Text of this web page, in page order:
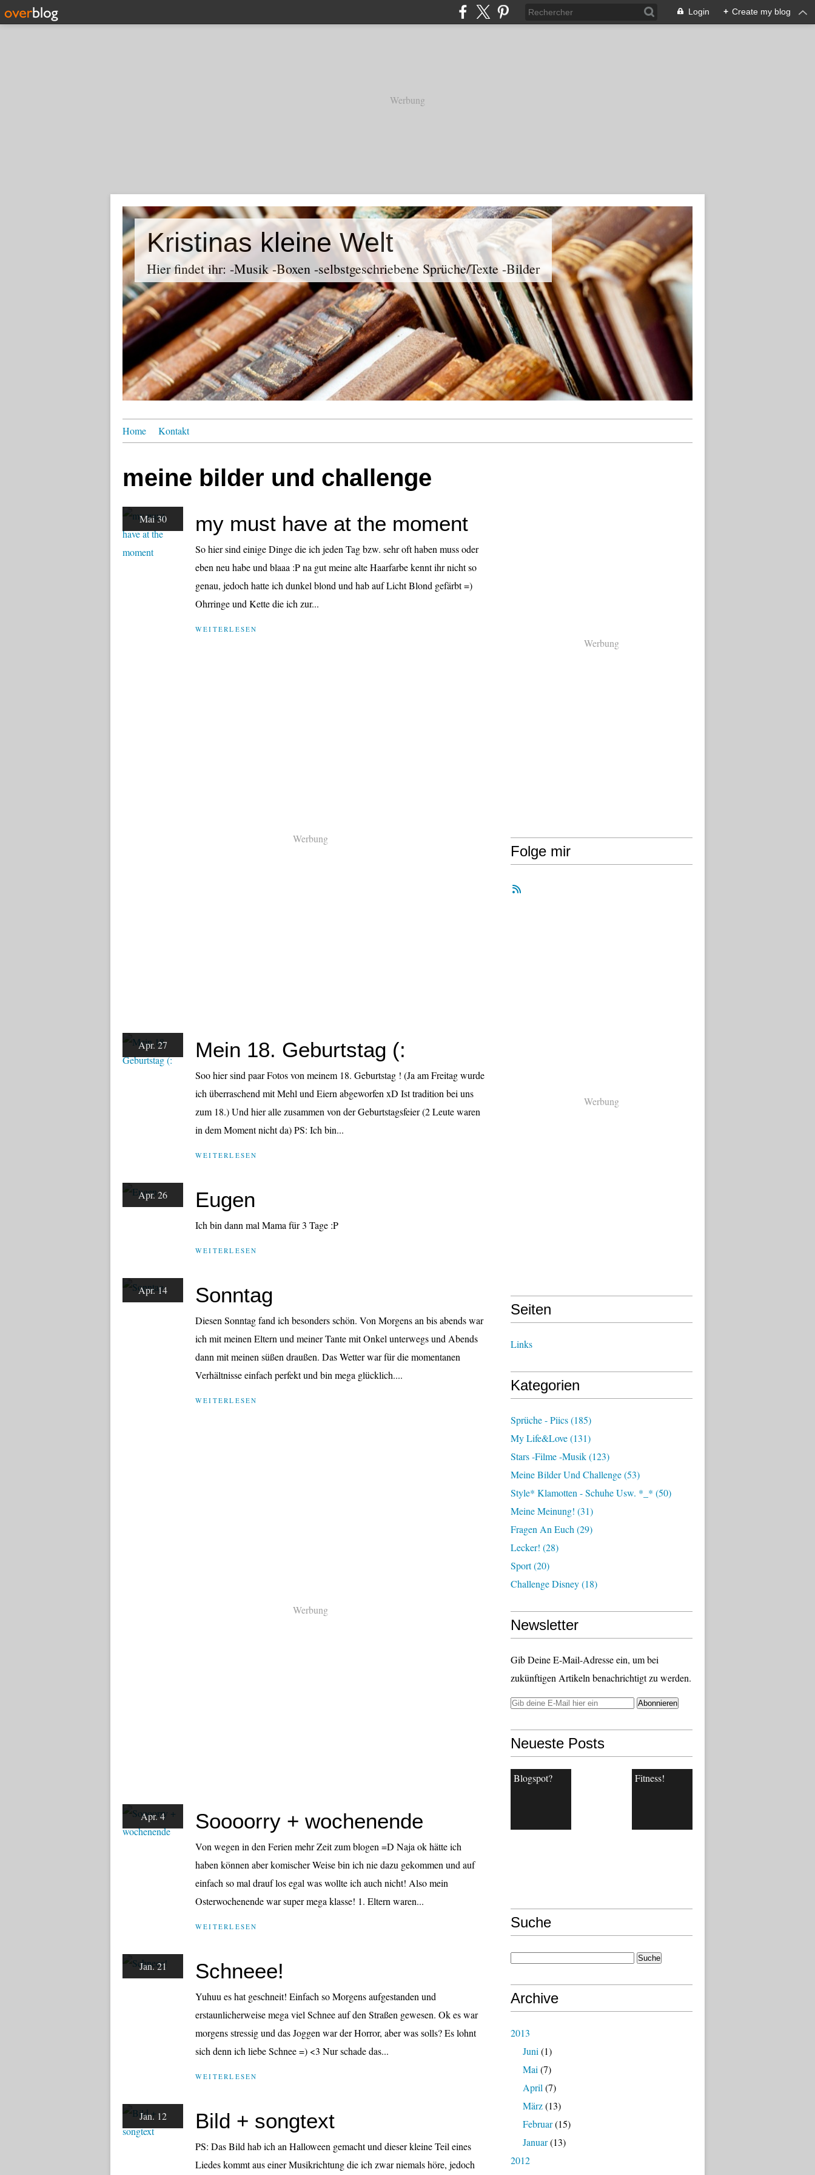
Login + Create my blog
Werbung
Kristinas kleine Welt
Hier findet ihr: -Musik -Boxen -selbstgeschriebene Sprüche/Texte -Bilder
Home Kontakt
meine bilder und challenge
Mai 30 my must have at the moment
So hier sind einige Dinge die ich jeden Tag bzw. sehr oft haben muss oder
eben neu habe und blaaa :P na gut meine alte Haarfarbe kennt ihr nicht so
genau, jedoch hatte ich dunkel blond und hab auf Licht Blond gefärbt =)
Ohrringe und Kette die ich zur...
WEITERLESEN
Werbung
Apr. 27 Mein 18. Geburtstag (:
Soo hier sind paar Fotos von meinem 18. Geburtstag ! (Ja am Freitag wurde
ich überraschend mit Mehl und Eiern abgeworfen xD Ist tradition bei uns
zum 18.) Und hier alle zusammen von der Geburtstagsfeier (2 Leute waren
in dem Moment nicht da) PS: Ich bin...
WEITERLESEN
Apr. 26 Eugen
Ich bin dann mal Mama für 3 Tage :P
WEITERLESEN
Apr. 14 Sonntag
Diesen Sonntag fand ich besonders schön. Von Morgens an bis abends war
ich mit meinen Eltern und meiner Tante mit Onkel unterwegs und Abends
dann mit meinen süßen draußen. Das Wetter war für die momentanen
Verhältnisse einfach perfekt und bin mega glücklich....
WEITERLESEN
Werbung
Apr. 4 Soooorry + wochenende
Von wegen in den Ferien mehr Zeit zum blogen =D Naja ok hätte ich
haben können aber komischer Weise bin ich nie dazu gekommen und auf
einfach so mal drauf los egal was wollte ich auch nicht! Also mein
Osterwochenende war super mega klasse! 1. Eltern waren...
WEITERLESEN
Jan. 21 Schneee!
Yuhuu es hat geschneit! Einfach so Morgens aufgestanden und
erstaunlicherweise mega viel Schnee auf den Straßen gewesen. Ok es war
morgens stressig und das Joggen war der Horror, aber was solls? Es lohnt
sich denn ich liebe Schnee =) <3 Nur schade das...
WEITERLESEN
Jan. 12 Bild + songtext
PS: Das Bild hab ich an Halloween gemacht und dieser kleine Teil eines
Liedes kommt aus einer Musikrichtung die ich zwar niemals höre, jedoch
Werbung
Folge mir
Werbung
Seiten
Links
Kategorien
Sprüche - Piics(185)
My Life&love(131)
Stars -filme -musik(123)
Meine Bilder Und Challenge(53)
Style* Klamotten - Schuhe Usw. *_* (50)
Meine Meinung! (31)
Fragen An Euch (29)
Lecker! (28)
Sport(20)
Challenge Disney(18)
Newsletter
Gib Deine E-Mail-Adresse ein, um bei
zukünftigen Artikeln benachrichtigt zu werden.
Neueste Posts
Blogspot? Fitness!
Suche
Archive
2013
Juni (1)
Mai (7)
April (7)
März(13)
Februar(15)
Januar(13)
2012